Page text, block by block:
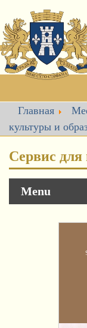
Главная
культуры и
Сервис для
Menu